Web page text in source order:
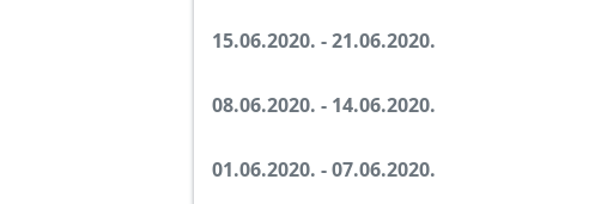
15.06.2020. - 21.06.2020.
08.06.2020. - 14.06.2020.
01.06.2020. - 07.06.2020.